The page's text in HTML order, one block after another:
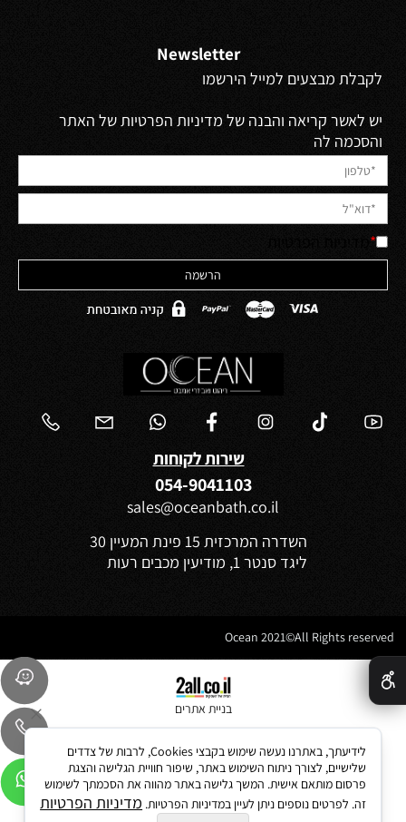
Newsletter
לקבלת מבצעים למייל הירשמו
יש לאשר קריאה והבנה של מדיניות הפרטיות של האתר
והסכמה לה
*
שירות לקוחות
054-9041103
sales@oceanbath.co.il
השדרה המרכזית 15 פינת המעיין 30
ליגד סנטר 1, מודיעין מכבים רעות
בניית אתרים
לידיעתך, באתרנו נעשה שימוש בקבצי Cookies, לרבות של צדדים
שלישיים, לצורך ניתוח השימוש באתר, שיפור חוויית הגלישה והצגת
פרסום מותאם אישית. המשך גלישה באתר מהווה את הסכמתך לשימוש
זה. לפרטים נוספים ניתן לעיין במדיניות הפרטיות. מדיניות הפרטיות